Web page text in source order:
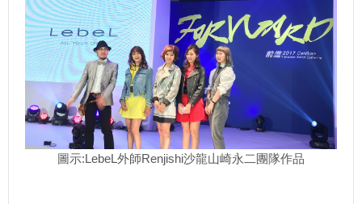
圖示:LebeL外師Renjishi沙龍山崎永二團隊作品